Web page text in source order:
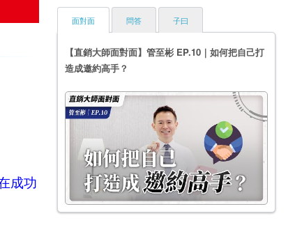
成功
面對面
【直銷大師面對面】管至彬 EP.10｜如何把自己打
造成邀約高手？
問答 子曰